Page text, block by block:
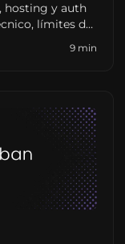
hosting y auth
límites de
9 min